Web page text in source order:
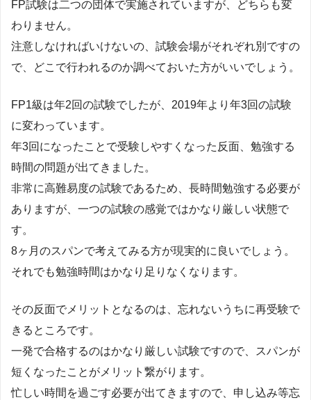
FP試験は二つの団体で実施されていますが、どちらも変
わりません。
注意しなければいけないの、試験会場がそれぞれ別ですの
で、どこで行われるのか調べておいた方がいいでしょう。
FP1級は年2回の試験でしたが、2019年より年3回の試験
に変わっています。
年3回になったことで受験しやすくなった反面、勉強する
時間の問題が出てきました。
非常に高難易度の試験であるため、長時間勉強する必要が
ありますが、一つの試験の感覚ではかなり厳しい状態で
す。
8ヶ月のスパンで考えてみる方が現実的に良いでしょう。
それでも勉強時間はかなり足りなくなります。
その反面でメリットとなるのは、忘れないうちに再受験で
きるところです。
一発で合格するのはかなり厳しい試験ですので、スパンが
短くなったことがメリット繋がります。
忙しい時間を過ごす必要が出てきますので、申し込み等忘